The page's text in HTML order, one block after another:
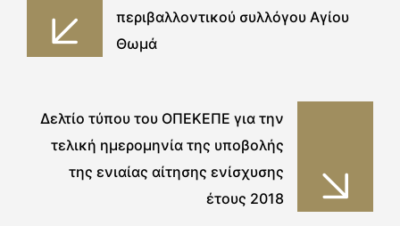
περιβαλλοντικού συλλόγου Αγίου
Θωμά
Δελτίο τύπου του ΟΠΕΚΕΠΕ για την
τελική ημερομηνία της υποβολής
της ενιαίας αίτησης ενίσχυσης
έτους 2018